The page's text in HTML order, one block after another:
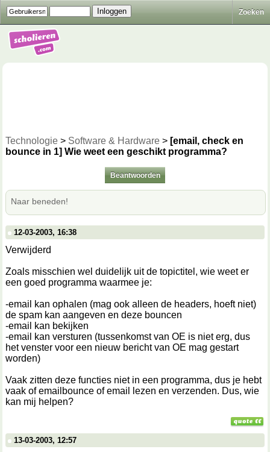
Zoeken
Technologie > Software & Hardware > [email, check en
bounce in 1] Wie weet een geschikt programma?
Beantwoorden
Naar beneden!
12-03-2003, 16:38
Verwijderd
Zoals misschien wel duidelijk uit de topictitel, wie weet er
een goed programma waarmee je:
-email kan ophalen (mag ook alleen de headers, hoeft niet)
de spam kan aangeven en deze bouncen
-email kan bekijken
-email kan versturen (tussenkomst van OE is niet erg, dus
het venster voor een nieuw bericht van OE mag gestart
worden)
Vaak zitten deze functies niet in een programma, dus je hebt
vaak of emailbounce of email lezen en verzenden. Dus, wie
kan mij helpen?
13-03-2003, 12:57